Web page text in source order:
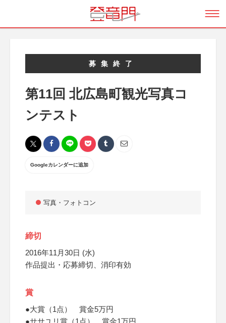
募集終了
第11回 北広島町観光写真コ
ンテスト
Googleカレンダーに追加
写真・フォトコン
締切
2016年11月30日 (水)
作品提出・応募締切、消印有効
賞
●大賞（1点） 賞金5万円
●ササユリ賞（1点） 賞金1万円